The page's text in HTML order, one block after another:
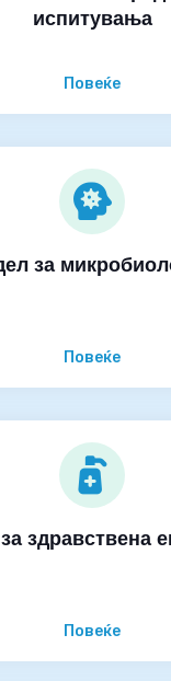
испитувања
Повеќе
за
Повеќе
здравствена
Повеќе